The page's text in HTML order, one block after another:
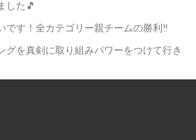
した🎵
です！全カテゴリー親チームの勝利‼️
グを真剣に取り組みパワーをつけて行き